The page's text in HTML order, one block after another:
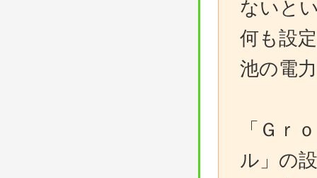
ないと
何も設
池の電
「Ｇｒ
ル」の